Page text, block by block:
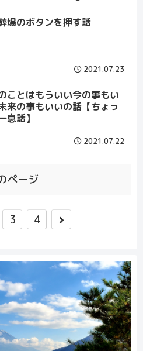
場のボタンを押す話
2021.07.23
ことはもういい今の事もい
来の事もいいの話【ちょっ
息話】
2021.07.22
ページ
3 4